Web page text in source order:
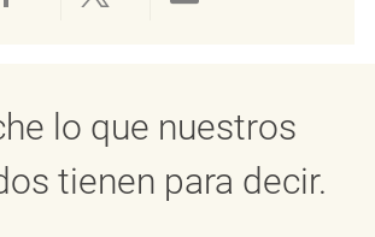
a través de LinkedIn
Compartir a través de
Compartir a través
lo que nuestros
tienen para decir.